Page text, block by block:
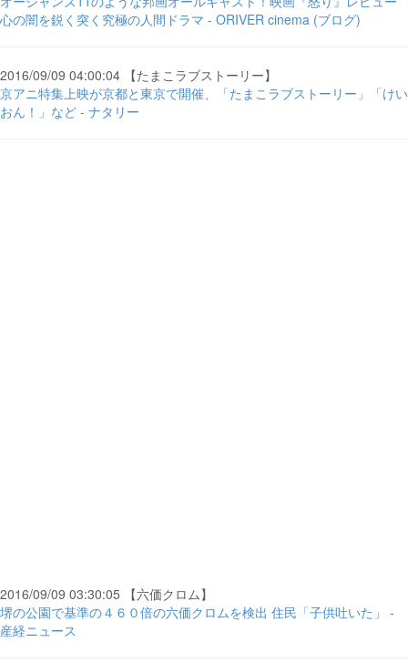
心の闇を鋭く突く究極の人間ドラマ - ORIVER cinema (ブログ)
2016/09/09 04:00:04 【たまこラブストーリー】
京アニ特集上映が京都と東京で開催、「たまこラブストーリー」「けい
おん！」など - ナタリー
2016/09/09 03:30:05 【六価クロム】
堺の公園で基準の４６０倍の六価クロムを検出 住民「子供吐いた」 -
産経ニュース